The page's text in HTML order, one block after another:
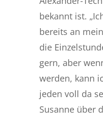
bekannt ist.
bereits an
die
gern, aber
werden, kann
jeden voll da
Susanne über